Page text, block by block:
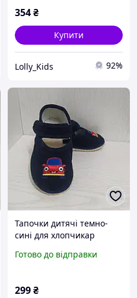
354₴
Купити
Lolly_Kids 92%
Тапочки дитячі темно-
сині для хлопчикар
25р. 26р. 27р. 28р. 29р.
Готово до відправки
299₴